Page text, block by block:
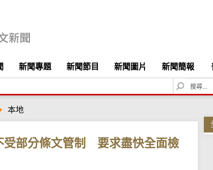
新聞專題 新聞節目 新聞圖片 新聞簡報
S
e
c
本地
受部分條文管制 要求盡快全面檢